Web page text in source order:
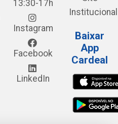
13:30-17h
Instagram
Facebook
LinkedIn
Institucional
Baixar
App
Cardeal